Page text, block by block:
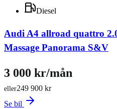
Diesel
Audi A4 allroad quattro
Massage Panorama S&V
249 900 kr
eller
3 000 kr/mån
Se bil